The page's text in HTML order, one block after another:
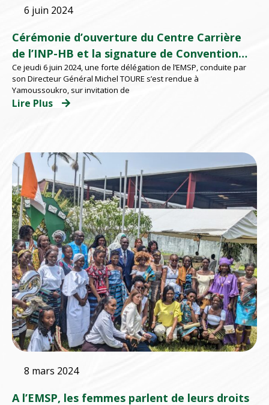
6 juin 2024
Cérémonie d’ouverture du Centre Carrière
de l’INP-HB et la signature de Convention
entre les entités de formation INP-HB et
EMSP
Ce jeudi 6 juin 2024, une forte délégation de l’EMSP, conduite par
son Directeur Général Michel TOURE s’est rendue à
Yamoussoukro, sur invitation de
Lire Plus
8 mars 2024
A l’EMSP, les femmes parlent de leurs droits